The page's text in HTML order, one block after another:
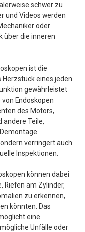
schwer zu
und Videos werden
oder
über die inneren
ist die
Herzstück eines jeden
gewährleistet
Endoskopen
des Motors,
andere Teile,
verringert auch
Inspektionen.
können dabei
Riefen am Zylinder,
zu erkennen,
könnten. Das
eine
Unfälle oder